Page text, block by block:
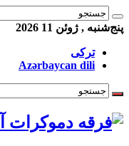
پنج‌شنبه , ژوئن 11 2026
ترکی
Azərbaycan dili